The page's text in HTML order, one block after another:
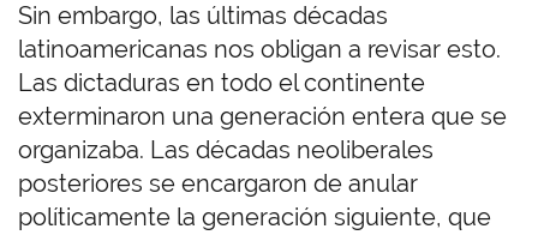
Sin embargo, las últimas décadas
latinoamericanas nos obligan a revisar esto.
Las dictaduras en todo el continente
exterminaron una generación entera que se
organizaba. Las décadas neoliberales
posteriores se encargaron de anular
políticamente la generación siguiente, que